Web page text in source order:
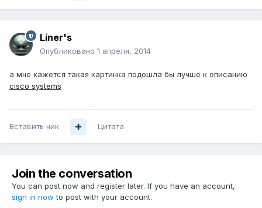
Liner's
Опубликовано 1 апреля, 2014
а мне кажется такая картинка подошла бы лучше к описанию
cisco systems
Вставить ник Цитата
Join the conversation
You can post now and register later. If you have an account,
sign in now to post with your account.